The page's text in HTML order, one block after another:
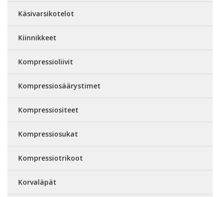
Käsivarsikotelot
Kiinnikkeet
Kompressioliivit
Kompressiosäärystimet
Kompressiositeet
Kompressiosukat
Kompressiotrikoot
Korvaläpät